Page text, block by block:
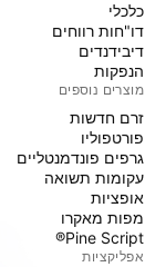
כלכלי
דו"חות רווחים
דיבידנדים
הנפקות
מוצרים נוספים
זרם חדשות
פורטפוליו
גרפים פונדמנטליים
עקומות תשואה
אופציות
מפות מאקרו
Pine Script®
אפליקציות